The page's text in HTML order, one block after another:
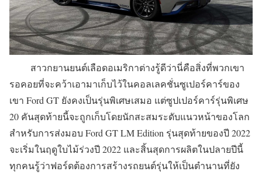
สาวกยานยนต์เลือดอเมริกาต่างรู้ดีว่านี่คือสิ่งที่พวกเขา
รอคอยที่จะคว้าเอามาเก็บไว้ในคอลเลคชั่นซูเปอร์คาร์ของ
เขา Ford GT ยังคงเป็นรุ่นพิเศษเสมอ แต่ซูปเปอร์คาร์รุ่นพิเศษ
20 คันสุดท้ายนี้จะถูกเก็บโดยนักสะสมระดับแนวหน้าของโลก
สำหรับการส่งมอบ Ford GT LM Edition รุ่นสุดท้ายของปี 2022
จะเริ่มในฤดูใบไม้ร่วงปี 2022 และสิ้นสุดการผลิตในปลายปีนี้
ทุกคนรู้ว่าฟอร์ดต้องการสร้างรถยนต์รุ่นให้เป็นตำนานที่ยัง